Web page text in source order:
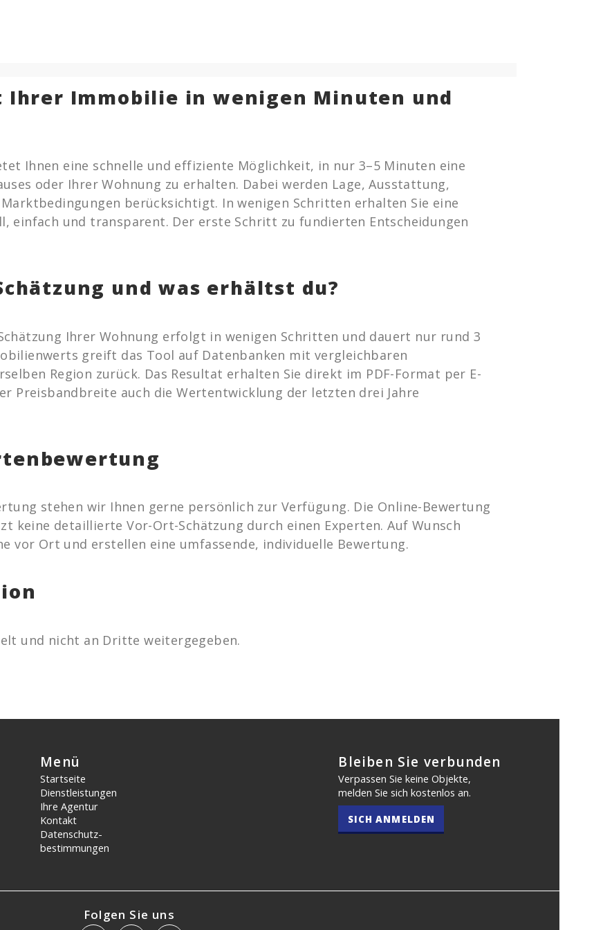
Ihrer Immobilie in wenigen Minuten und
Ihnen eine schnelle und effiziente Möglichkeit, in nur 3–5 Minuten eine
oder Ihrer Wohnung zu erhalten. Dabei werden Lage, Ausstattung,
berücksichtigt. In wenigen Schritten erhalten Sie eine
einfach und transparent. Der erste Schritt zu fundierten Entscheidungen
und was erhältst du?
Ihrer Wohnung erfolgt in wenigen Schritten und dauert nur rund 3
greift das Tool auf Datenbanken mit vergleichbaren
Region zurück. Das Resultat erhalten Sie direkt im PDF-Format per E-
Preisbandbreite auch die Wertentwicklung der letzten drei Jahre
stehen wir Ihnen gerne persönlich zur Verfügung. Die Online-Bewertung
keine detaillierte Vor-Ort-Schätzung durch einen Experten. Auf Wunsch
vor Ort und erstellen eine umfassende, individuelle Bewertung.
und nicht an Dritte weitergegeben.
Menü
Startseite
Dienstleistungen
Ihre Agentur
Kontakt
Datenschutz­
bestimmungen
Bleiben Sie verbunden
Verpassen Sie keine Objekte,
melden Sie sich kostenlos an.
SICH ANMELDEN
Folgen Sie uns